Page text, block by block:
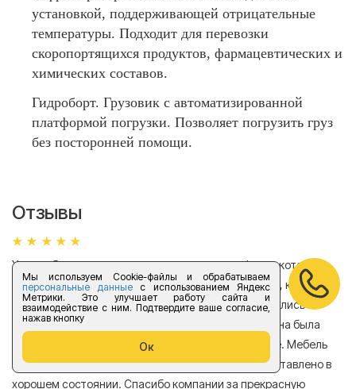
Мы используем Cookie-файлы и обрабатываем
персональные данныес использованием Яндекс
Метрики. Это улучшает работу сайта и
взаимодействие с ним. Подтвердите ваше согласие,
нажав кнопку
Ок
установкой, поддерживающей отрицательные
температуры. Подходит для перевозки
скоропортящихся продуктов, фармацевтических и
химических составов.
Гидроборт. Грузовик с автоматизированной
платформой погрузки. Позволяет погрузить груз
без посторонней помощи.
Отзывы
Хотела бы поделиться отзывом о компании Форус которая
находится в Санкт-Петербурге. Обращалась в нее, когда
нужно было перевезти мебель из квартиры. Отнеслись
очень ответственно к поставленной задаче, машина была
подана быстро, цены оказались весьма доступные. Мебель
была перевезена аккуратно, в общем все было доставлено в
хорошем состоянии. Спасибо компании за прекрасную